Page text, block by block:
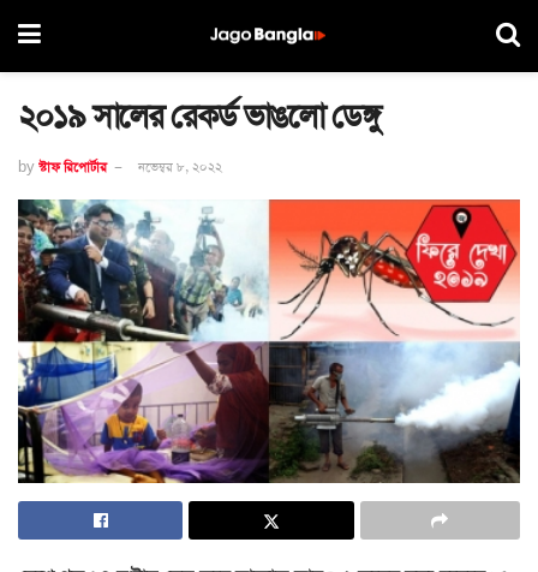
২০১৯ সালের রেকর্ড ভাঙলো ডেঙ্গু
by স্টাফ রিপোর্টার নভেম্বর ৮, ২০২২